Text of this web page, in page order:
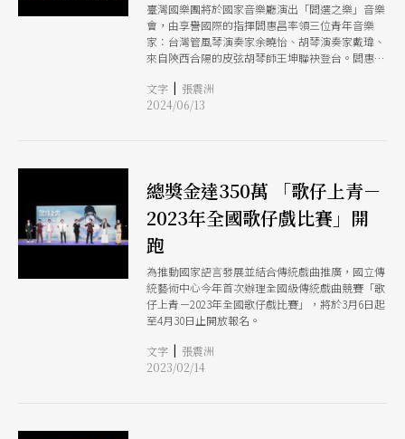
臺灣國樂團將於國家音樂廳演出「閻選之樂」音樂
會，由享譽國際的指揮閻惠昌率領三位青年音樂
家：台灣管風琴演奏家余曉怡、胡琴演奏家戴瑋、
來自陝西合陽的皮弦胡琴師王坤聯袂登台。閻惠昌
樂團緣分深厚，他表示：「希望透過這次音樂會，
由我精選的四首樂曲，祝賀臺灣國樂團40歲生日快
文字 | 張震洲
2024/06/13
總獎金達350萬 「歌仔上青－
2023年全國歌仔戲比賽」開
跑
為推動國家語言發展並結合傳統戲曲推廣，國立傳
統藝術中心今年首次辦理全國級傳統戲曲競賽「歌
仔上青－2023年全國歌仔戲比賽」，將於3月6日起
至4月30日止開放報名。
文字 | 張震洲
2023/02/14